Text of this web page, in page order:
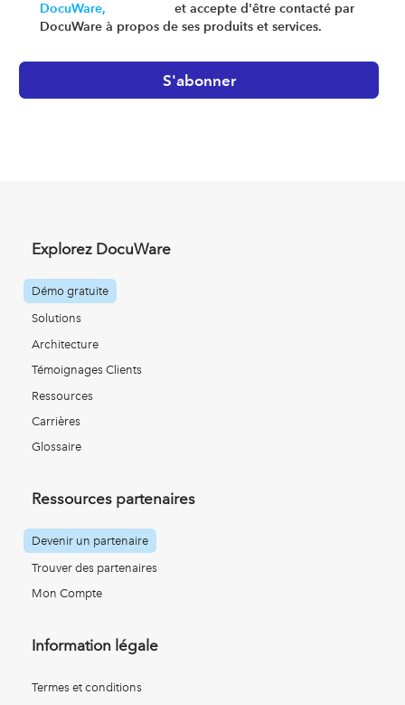
DocuWare,
et accepte d'être contacté par
DocuWare à propos de ses produits et services.
Explorez DocuWare
Démo gratuite
Solutions
Architecture
Témoignages Clients
Ressources
Carrières
Glossaire
Ressources partenaires
Devenir un partenaire
Trouver des partenaires
Mon Compte
Information légale
Termes et conditions